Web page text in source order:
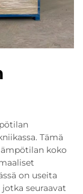
Tämä
koko
on useita
seuraavat